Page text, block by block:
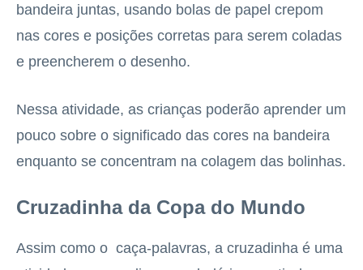
bandeira juntas, usando bolas de papel crepom
nas cores e posições corretas para serem coladas
e preencherem o desenho.
Nessa atividade, as crianças poderão aprender um
pouco sobre o significado das cores na bandeira
enquanto se concentram na colagem das bolinhas.
Cruzadinha da Copa do Mundo
Assim como o caça-palavras, a cruzadinha é uma